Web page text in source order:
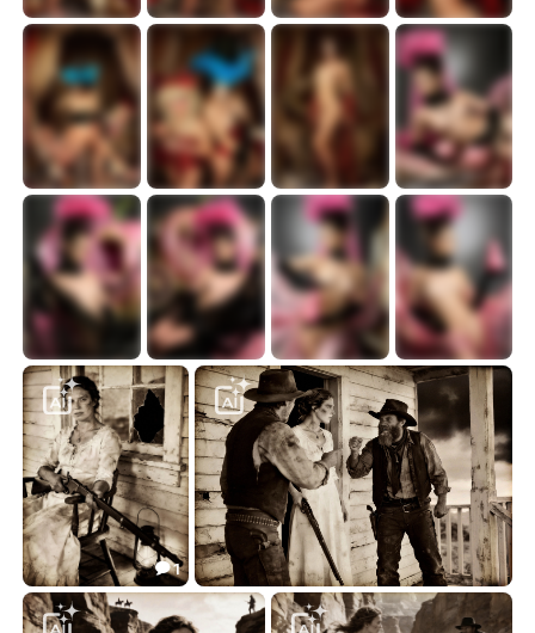
 Блог
 Подписчики
 Об авторе
...
Тайная жизнь театра синьора Карабаса
11.03
Тайная жизнь театра синьора Карабаса
10.83
Тайная жизнь театра синьора Карабаса
10.87
Тайная жизнь театра синьора Карабаса
10.88
Тайная жизнь театра синьора Карабаса
10.85
Тайная жизнь театра синьора Карабаса
3.79
Тайная жизнь театра синьора Карабаса
12.86
Портрет с тыквой
12.92
Портрет с тыквой
12.67
Портрет с тыквой
 14.56
Портрет с тыквой
14.25
Портрет с тыквой
 12.97
Нефть и пепел
12.16
 1
Нефть и пепел
6.64